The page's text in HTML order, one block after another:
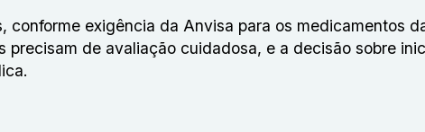
exigência da Anvisa para os medicamentos
precisam de avaliação cuidadosa, e a decisão sobre